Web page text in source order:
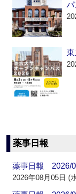
薬事日報
薬事日報 2026/
2026年08月05日 (